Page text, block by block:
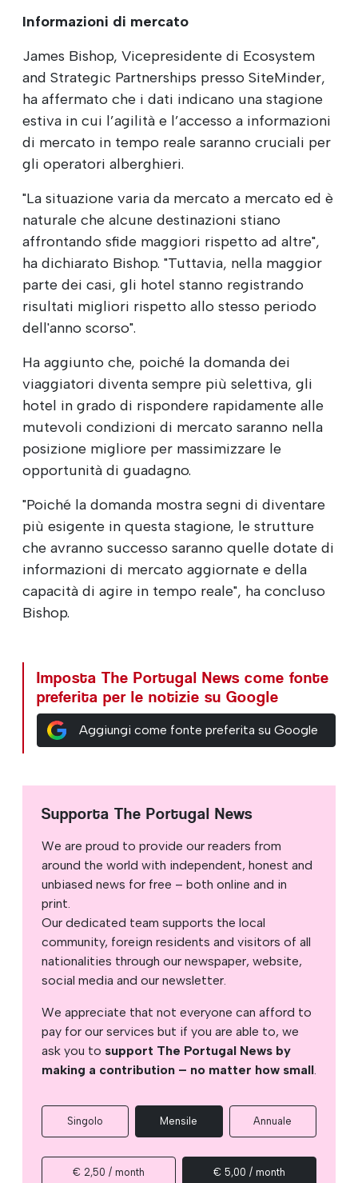
Informazioni di mercato
James Bishop, Vicepresidente di Ecosystem
and Strategic Partnerships presso SiteMinder,
ha affermato che i dati indicano una stagione
estiva in cui l’agilità e l’accesso a informazioni
di mercato in tempo reale saranno cruciali per
gli operatori alberghieri.
"La situazione varia da mercato a mercato ed è
naturale che alcune destinazioni stiano
affrontando sfide maggiori rispetto ad altre",
ha dichiarato Bishop. "Tuttavia, nella maggior
parte dei casi, gli hotel stanno registrando
risultati migliori rispetto allo stesso periodo
dell'anno scorso".
Ha aggiunto che, poiché la domanda dei
viaggiatori diventa sempre più selettiva, gli
hotel in grado di rispondere rapidamente alle
mutevoli condizioni di mercato saranno nella
posizione migliore per massimizzare le
opportunità di guadagno.
"Poiché la domanda mostra segni di diventare
più esigente in questa stagione, le strutture
che avranno successo saranno quelle dotate di
informazioni di mercato aggiornate e della
capacità di agire in tempo reale", ha concluso
Bishop.
Imposta The Portugal News come fonte
preferita per le notizie su Google
Aggiungi come fonte preferita su Google
Supporta The Portugal News
We are proud to provide our readers from
around the world with independent, honest and
unbiased news for free – both online and in
print.
Our dedicated team supports the local
community, foreign residents and visitors of all
nationalities through our newspaper, website,
social media and our newsletter.
We appreciate that not everyone can afford to
pay for our services but if you are able to, we
ask you to support The Portugal News by
making a contribution – no matter how small.
Singolo Mensile Annuale
€ 2,50 / month € 5,00 / month